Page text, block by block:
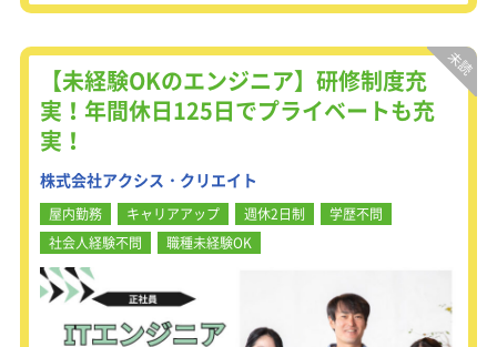
がける技術者がインフラエンジニアで
【仕事内容】
・ソフトウェアの開発（設計・保守）
・システムの構築
主に企業からの受託によるソフトウェ
アの開発・システム運用支援とヘルプ
デスク等を行っています。
【未経験OKのエンジニア】研修制度充
実！年間休日125日でプライベートも充
実！
株式会社アクシス・クリエイト
屋内勤務 キャリアアップ 週休2日制
学歴不問
社会人経験不問
職種未経験OK